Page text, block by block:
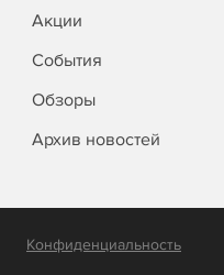
Акции
События
Обзоры
Архив новостей
Конфиденциальность